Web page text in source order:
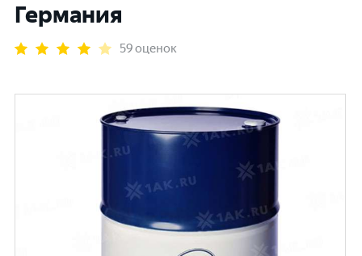
Германия
59 оценок